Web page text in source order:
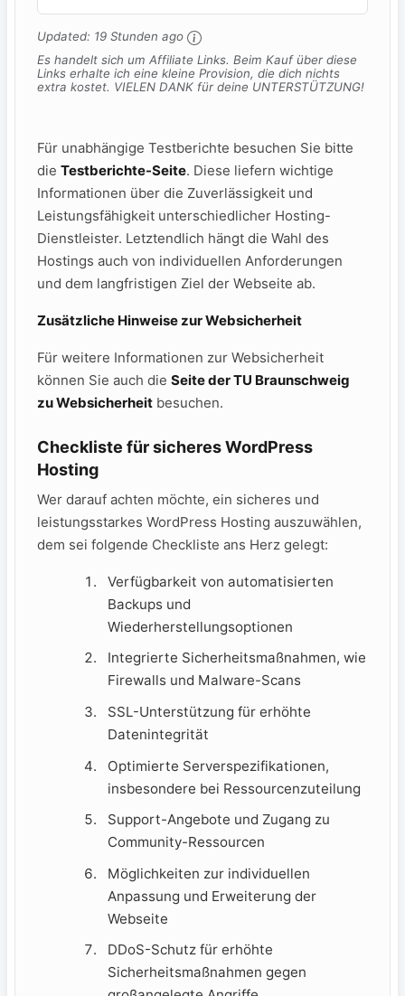
Updated: 19 Stunden ago
Es handelt sich um Affiliate Links. Beim Kauf über diese
Links erhalte ich eine kleine Provision, die dich nichts
extra kostet. VIELEN DANK für deine UNTERSTÜTZUNG!
Für unabhängige Testberichte besuchen Sie bitte
die Testberichte-Seite. Diese liefern wichtige
Informationen über die Zuverlässigkeit und
Leistungsfähigkeit unterschiedlicher Hosting-
Dienstleister. Letztendlich hängt die Wahl des
Hostings auch von individuellen Anforderungen
und dem langfristigen Ziel der Webseite ab.
Zusätzliche Hinweise zur Websicherheit
Für weitere Informationen zur Websicherheit
können Sie auch die Seite der TU Braunschweig
zu Websicherheit besuchen.
Checkliste für sicheres WordPress
Hosting
Wer darauf achten möchte, ein sicheres und
leistungsstarkes WordPress Hosting auszuwählen,
dem sei folgende Checkliste ans Herz gelegt:
Verfügbarkeit von automatisierten
Backups und
Wiederherstellungsoptionen
Integrierte Sicherheitsmaßnahmen, wie
Firewalls und Malware-Scans
SSL-Unterstützung für erhöhte
Datenintegrität
Optimierte Serverspezifikationen,
insbesondere bei Ressourcenzuteilung
Support-Angebote und Zugang zu
Community-Ressourcen
Möglichkeiten zur individuellen
Anpassung und Erweiterung der
Webseite
DDoS-Schutz für erhöhte
Sicherheitsmaßnahmen gegen